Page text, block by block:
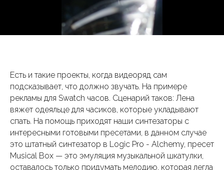
Есть и такие проекты, когда видеоряд сам
подсказывает, что должно звучать. На примере
рекламы для Swatch часов. Сценарий таков: Лена
вяжет одеяльце для часиков, которые укладывают
спать. На помощь приходят наши синтезаторы с
интересными готовыми пресетами, в данном случае
это штатный синтезатор в Logic Pro - Alchemy, пресет
Musical Box — это эмуляция музыкальной шкатулки,
оставалось только придумать мелодию, которая легла